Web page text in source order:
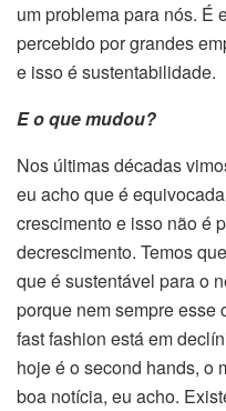
um problema para nós. É
percebido por grandes
e isso é sustentabilidade.
E o que mudou?
Nos últimas décadas
eu acho que é
crescimento e isso não é
decrescimento. Temos
que é sustentável para o
porque nem sempre esse
fast fashion está em
hoje é o second hands, o
boa notícia, eu acho.